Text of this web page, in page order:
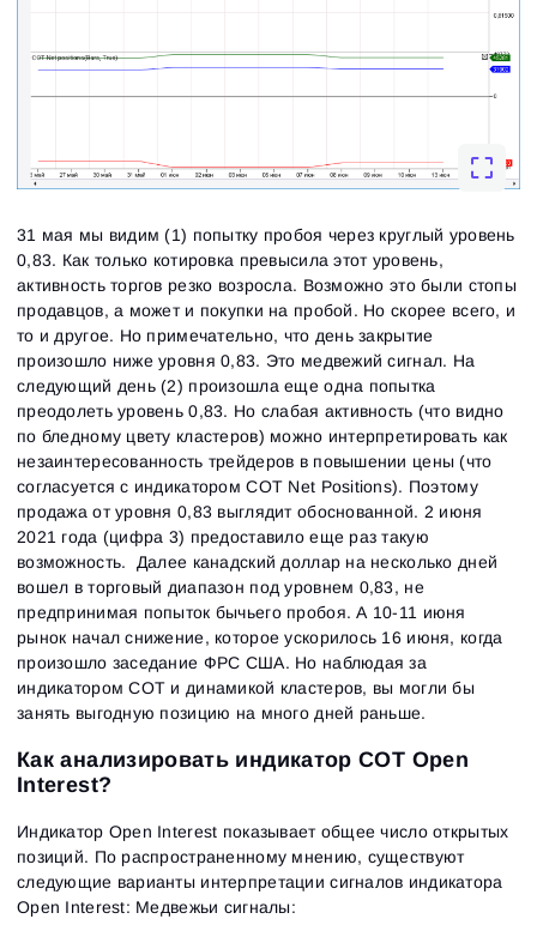
31 мая мы видим (1) попытку пробоя через круглый уровень
0,83. Как только котировка превысила этот уровень,
активность торгов резко возросла. Возможно это были стопы
продавцов, а может и покупки на пробой. Но скорее всего, и
то и другое. Но примечательно, что день закрытие
произошло ниже уровня 0,83. Это медвежий сигнал. На
следующий день (2) произошла еще одна попытка
преодолеть уровень 0,83. Но слабая активность (что видно
по бледному цвету кластеров) можно интерпретировать как
незаинтересованность трейдеров в повышении цены (что
согласуется с индикатором COT Net Positions). Поэтому
продажа от уровня 0,83 выглядит обоснованной. 2 июня
2021 года (цифра 3) предоставило еще раз такую
возможность. Далее канадский доллар на несколько дней
вошел в торговый диапазон под уровнем 0,83, не
предпринимая попыток бычьего пробоя. А 10-11 июня
рынок начал снижение, которое ускорилось 16 июня, когда
произошло заседание ФРС США. Но наблюдая за
индикатором СОТ и динамикой кластеров, вы могли бы
занять выгодную позицию на много дней раньше.
Как анализировать индикатор COT Open
Interest?
Индикатор Open Interest показывает общее число открытых
позиций. По распространенному мнению, существуют
следующие варианты интерпретации сигналов индикатора
Open Interest: Медвежьи сигналы: